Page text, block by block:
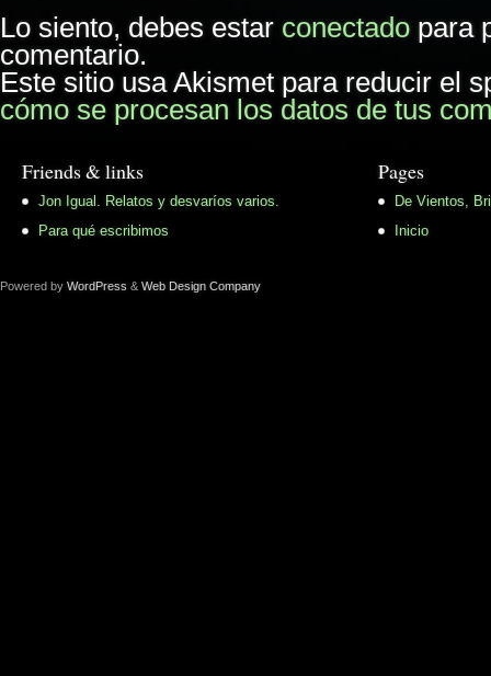
Lo siento, debes estar conectado para
comentario.
Este sitio usa Akismet para reducir el
cómo se procesan los datos de tus
Friends & links
Jon Igual. Relatos y desvaríos varios.
Para qué escribimos
Pages
De Vientos,
Inicio
Powered by WordPress & Web Design Company